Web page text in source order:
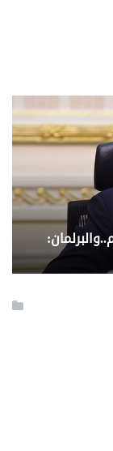
..
من